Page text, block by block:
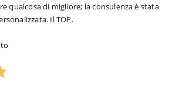
qualcosa di migliore; la consulenza è stata
Il TOP.